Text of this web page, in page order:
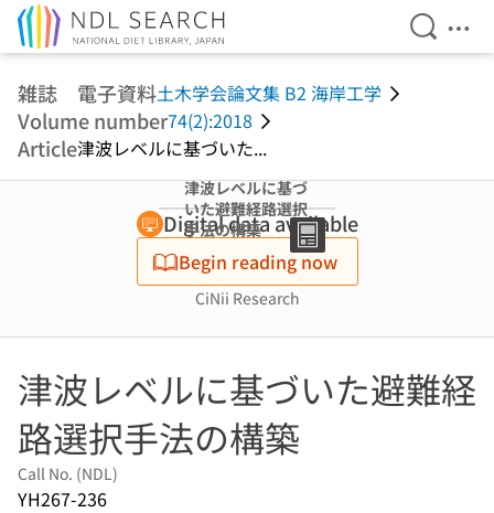
Open
雑誌 電子資料土木学会論文集 B2 海岸工学
Volume number74(2):2018
Article津波レベルに基づいた...
津波レベルに基づ
いた避難経路選択
手法の構築
Digital data available
Begin reading now
CiNii Research
津波レベルに基づいた避難経
路選択手法の構築
Call No. (NDL)
YH267-236